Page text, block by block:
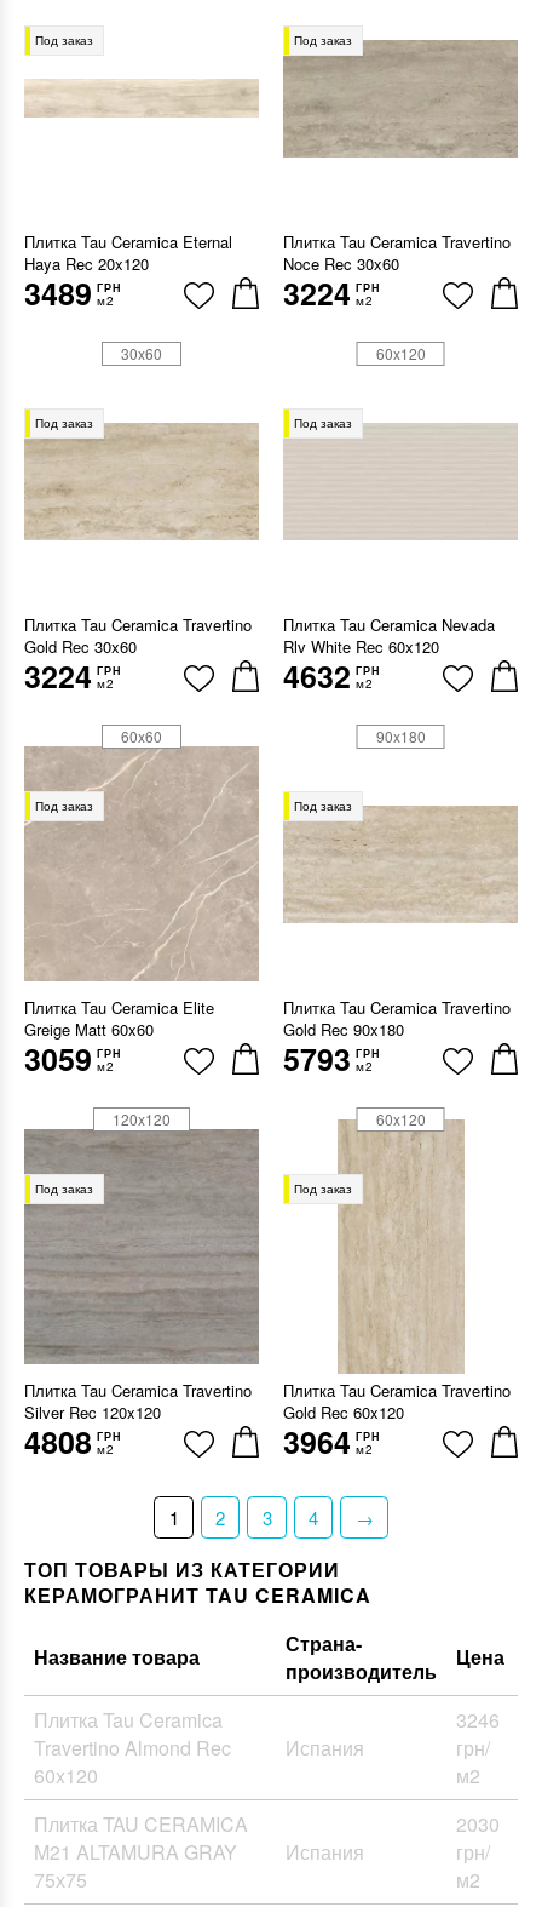
Под заказ
Плитка Tau Ceramica Eternal
Haya Rec 20x120
3489 ГРН
м2
Под заказ
Плитка Tau Ceramica Travertino
Noce Rec 30x60
3224 ГРН
м2
Под заказ
Плитка Tau Ceramica Travertino
Gold Rec 30x60
3224 ГРН
м2
30x60
Под заказ
Плитка Tau Ceramica Nevada
Rlv White Rec 60x120
4632 ГРН
м2
60x120
Под заказ
Плитка Tau Ceramica Elite
Greige Matt 60x60
3059 ГРН
м2
60x60
Под заказ
Плитка Tau Ceramica Travertino
Gold Rec 90x180
5793 ГРН
м2
90x180
Под заказ
Плитка Tau Ceramica Travertino
Silver Rec 120x120
4808 ГРН
м2
120x120
Под заказ
Плитка Tau Ceramica Travertino
Gold Rec 60x120
3964 ГРН
м2
60x120
1 2 3 4 →
ТОП ТОВАРЫ ИЗ КАТЕГОРИИ
КЕРАМОГРАНИТ TAU CERAMICA
Название товара
Страна-
производитель
Цена
Плитка Tau Ceramica
Travertino Almond Rec
60x120
Испания
3246
грн/
м2
Плитка TAU CERAMICA
M21 ALTAMURA GRAY
75х75
Испания
2030
грн/
м2